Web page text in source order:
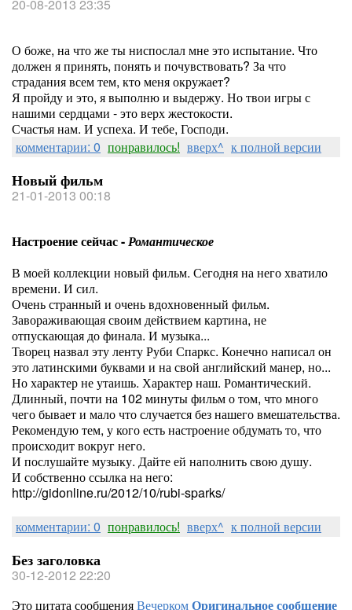
20-08-2013 23:35
О боже, на что же ты ниспослал мне это испытание. Что
должен я принять, понять и почувствовать? За что
страдания всем тем, кто меня окружает?
Я пройду и это, я выполню и выдержу. Но твои игры с
нашими сердцами - это верх жестокости.
Счастья нам. И успеха. И тебе, Господи.
комментарии: 0 понравилось! вверх^ к полной версии
Новый фильм
21-01-2013 00:18
Настроение сейчас -Романтическое
В моей коллекции новый фильм. Сегодня на него хватило
времени. И сил.
Очень странный и очень вдохновенный фильм.
Завораживающая своим действием картина, не
отпускающая до финала. И музыка...
Творец назвал эту ленту Руби Спаркс. Конечно написал он
это латинскими буквами и на свой английский манер, но...
Но характер не утаишь. Характер наш. Романтический.
Длинный, почти на 102 минуты фильм о том, что много
чего бывает и мало что случается без нашего вмешательства.
Рекомендую тем, у кого есть настроение обдумать то, что
происходит вокруг него.
И послушайте музыку. Дайте ей наполнить свою душу.
И собственно ссылка на него:
http://gidonline.ru/2012/10/rubi-sparks/
комментарии: 0 понравилось! вверх^ к полной версии
Без заголовка
30-12-2012 22:20
Это цитата сообщенияВечеркомОригинальное сообщение